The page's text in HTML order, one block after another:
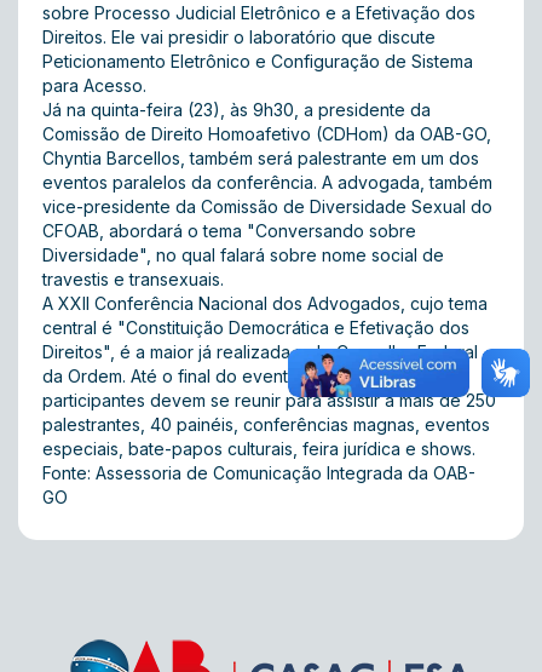
sobre Processo Judicial Eletrônico e a Efetivação dos
Direitos. Ele vai presidir o laboratório que discute
Peticionamento Eletrônico e Configuração de Sistema
para Acesso.
Já na quinta-feira (23), às 9h30, a presidente da
Comissão de Direito Homoafetivo (CDHom) da OAB-GO,
Chyntia Barcellos, também será palestrante em um dos
eventos paralelos da conferência. A advogada, também
vice-presidente da Comissão de Diversidade Sexual do
CFOAB, abordará o tema "Conversando sobre
Diversidade", no qual falará sobre nome social de
travestis e transexuais.
A XXII Conferência Nacional dos Advogados, cujo tema
central é "Constituição Democrática e Efetivação dos
Direitos", é a maior já realizada pelo Conselho Federal
da Ordem. Até o final do evento, cerca de 15 mil
participantes devem se reunir para assistir a mais de 250
palestrantes, 40 painéis, conferências magnas, eventos
especiais, bate-papos culturais, feira jurídica e shows.
Fonte: Assessoria de Comunicação Integrada da OAB-
GO